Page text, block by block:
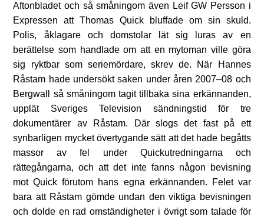
Aftonbladet och så småningom även Leif GW Persson i
Expressen att Thomas Quick bluffade om sin skuld.
Polis, åklagare och domstolar lät sig luras av en
berättelse som handlade om att en mytoman ville göra
sig ryktbar som seriemördare, skrev de. När Hannes
Råstam hade undersökt saken under åren 2007–08 och
Bergwall så småningom tagit tillbaka sina erkännanden,
upplät Sveriges Television sändningstid för tre
dokumentärer av Råstam. Där slogs det fast på ett
synbarligen mycket övertygande sätt att det hade begåtts
massor av fel under Quickutredningarna och
rättegångarna, och att det inte fanns någon bevisning
mot Quick förutom hans egna erkännanden. Felet var
bara att Råstam gömde undan den viktiga bevisningen
och dolde en rad omständigheter i övrigt som talade för